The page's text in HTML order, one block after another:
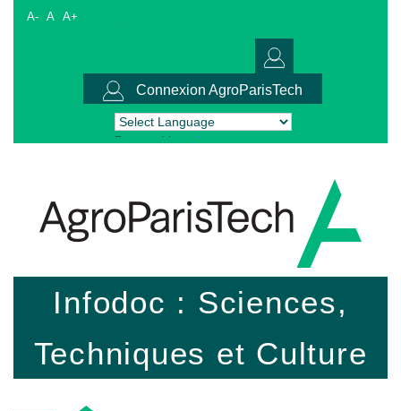
A- A A+
Connexion AgroParisTech
Powered by Translate
Infodoc : Sciences,
Techniques et Culture